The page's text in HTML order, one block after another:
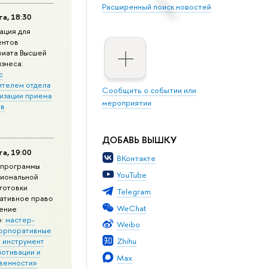
Расширенный поиск новостей
Сообщить о событии или
мероприятии
ДОБАВЬ ВЫШКУ
ВКонтакте
YouTube
Telegram
WeChat
Weibo
Zhihu
Max
18:30
для
Высшей
отдела
приема
19:00
право
мастер-
и